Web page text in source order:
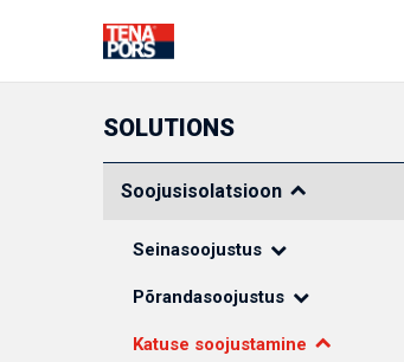
EHITUSLAHENDUSED
SOOJUSISOLATSIOON
Isolatsioon kest
SOLUTIONS
Soojusisolatsioon
Seinasoojustus
Põrandasoojustus
Katuse soojustamine